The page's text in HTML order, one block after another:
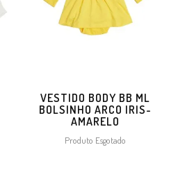
VESTIDO BODY BB ML
BOLSINHO ARCO IRIS-
AMARELO
Produto Esgotado